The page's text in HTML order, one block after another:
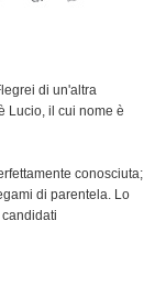
di un'altra
Lucio, il cui nome è
conosciuta;
di parentela. Lo